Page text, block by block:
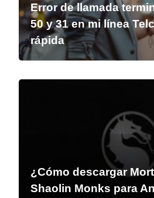
Error de llamada
50 y 31 en mi línea
rápida
¿Cómo descargar
Shaolin Monks para